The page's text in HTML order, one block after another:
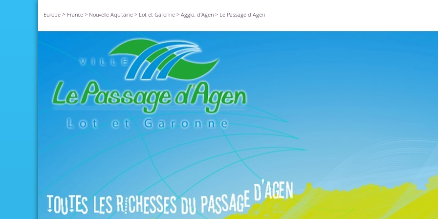
Europe > France > Nouvelle Aquitaine > Lot et Garonne > Agglo. d'Agen > Le Passage d Agen